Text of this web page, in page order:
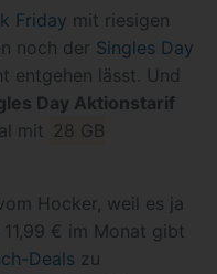
Friday mit riesigen
noch der Singles Day
entgehen lässt. Und
Day Aktionstarif
mit 28 GB
Hocker, weil es ja
€ im Monat gibt
Deals zu